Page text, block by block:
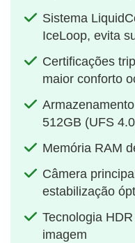
Sistema
IceLoop, evita
Certificações
maior conforto
512GB (UFS
Memória RAM
Câmera
estabilização
Tecnologia
imagem